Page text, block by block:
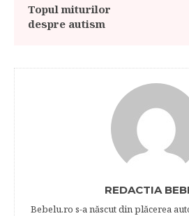
Topul miturilor
despre autism
REDACTIA
Bebelu.ro s-a născut din plăcerea